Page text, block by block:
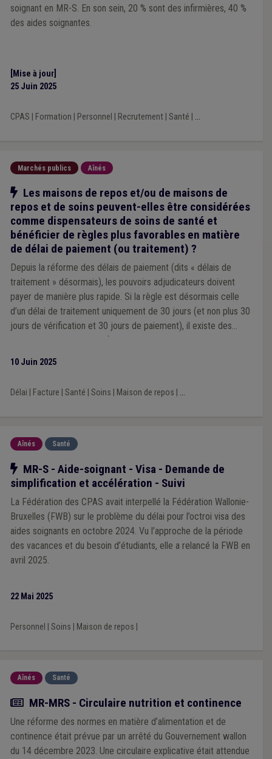
soignant en MR-S. En son sein, 20 % sont des infirmières, 40 %
des aides soignantes.
[Mise à jour]
25 Juin 2025
CPAS Formation Personnel Recrutement| Santé ...
Marchés publics Aînés
Notre action
Les maisons de repos et/ou de maisons de
repos et de soins peuvent-elles être considérées
comme dispensateurs de soins de santé et
bénéficier de règles plus favorables en matière
de délai de paiement (ou traitement) ?
Depuis la réforme des délais de paiement (dits « délais de
traitement » désormais), les pouvoirs adjudicateurs doivent
payer de manière plus rapide. Si la règle est désormais celle
d’un délai de traitement uniquement de 30 jours (et non plus 30
jours de vérification et 30 jours de paiement), il existe des
10 Juin 2025
Délai Facture Santé Soins Maison de repos ...
Aînés Santé
Notre action
MR-S - Aide-soignant - Visa - Demande de
simplification et accélération - Suivi
La Fédération des CPAS avait interpellé la Fédération Wallonie-
Bruxelles (FWB) sur le problème du délai pour l’octroi visa des
aides soignants en octobre 2024. Vu l’approche de la période
des vacances et du besoin d’étudiants, elle a relancé la FWB en
avril 2025.
22 Mai 2025
Personnel Soins Maison de repos
Aînés Santé
Actualité
MR-MRS - Circulaire nutrition et continence
Une réforme des normes en matière d’alimentation et de
continence était prévue par un arrêté du Gouvernement wallon
du 14 décembre 2023. Une circulaire explicative était attendue